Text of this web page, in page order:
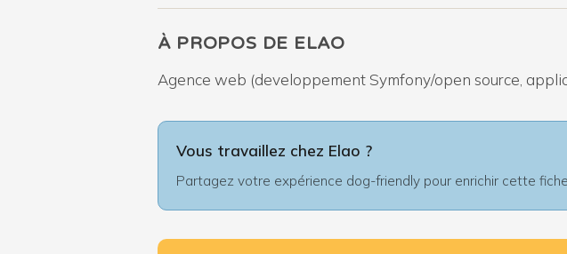
À PROPOS DE ELAO
Agence web (developpement Symfony/open source,
Vous travaillez chez Elao ?
Partagez votre expérience dog-friendly pour enrichir cette fiche